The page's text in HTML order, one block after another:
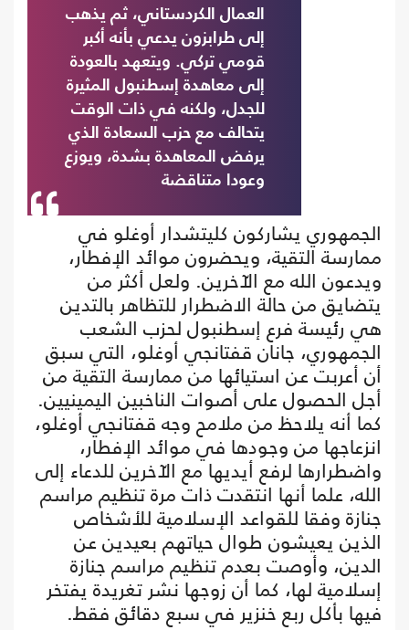
العمال الكردستاني، ثم يذهب
إلى طرابزون يدعي بأنه أكبر
قومي تركي. ويتعهد بالعودة
إلى معاهدة إسطنبول المثيرة
للجدل، ولكنه في ذات الوقت
يتحالف مع حزب السعادة الذي
يرفض المعاهدة بشدة، ويوزع
وعودا متناقضة
الجمهوري يشاركون كليتشدار أوغلو في
ممارسة التقية، ويحضرون موائد الإفطار،
ويدعون الله مع الآخرين. ولعل أكثر من
يتضايق من حالة الاضطرار للتظاهر بالتدين
هي رئيسة فرع إسطنبول لحزب الشعب
الجمهوري، جانان قفتانجي أوغلو، التي سبق
أن أعربت عن استيائها من ممارسة التقية من
أجل الحصول على أصوات الناخبين اليمينيين.
كما أنه يلاحظ من ملامح وجه قفتانجي أوغلو،
انزعاجها من وجودها في موائد الإفطار،
واضطرارها لرفع أيديها مع الآخرين للدعاء إلى
الله، علما أنها انتقدت ذات مرة تنظيم مراسم
جنازة وفقا للقواعد الإسلامية للأشخاص
الذين يعيشون طوال حياتهم بعيدين عن
الدين، وأوصت بعدم تنظيم مراسم جنازة
إسلامية لها، كما أن زوجها نشر تغريدة يفتخر
فيها بأكل ربع خنزير في سبع دقائق فقط.